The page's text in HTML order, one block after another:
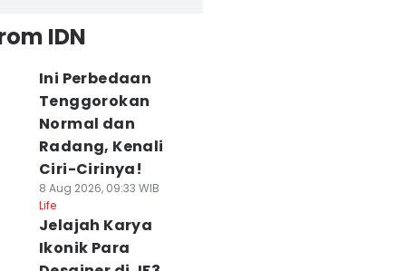
IDN
Ini Perbedaan
Tenggorokan
Normal dan
Radang, Kenali
Ciri-Cirinya!
8 Aug 2026, 09:33 WIB
Life
Jelajah Karya
Ikonik Para